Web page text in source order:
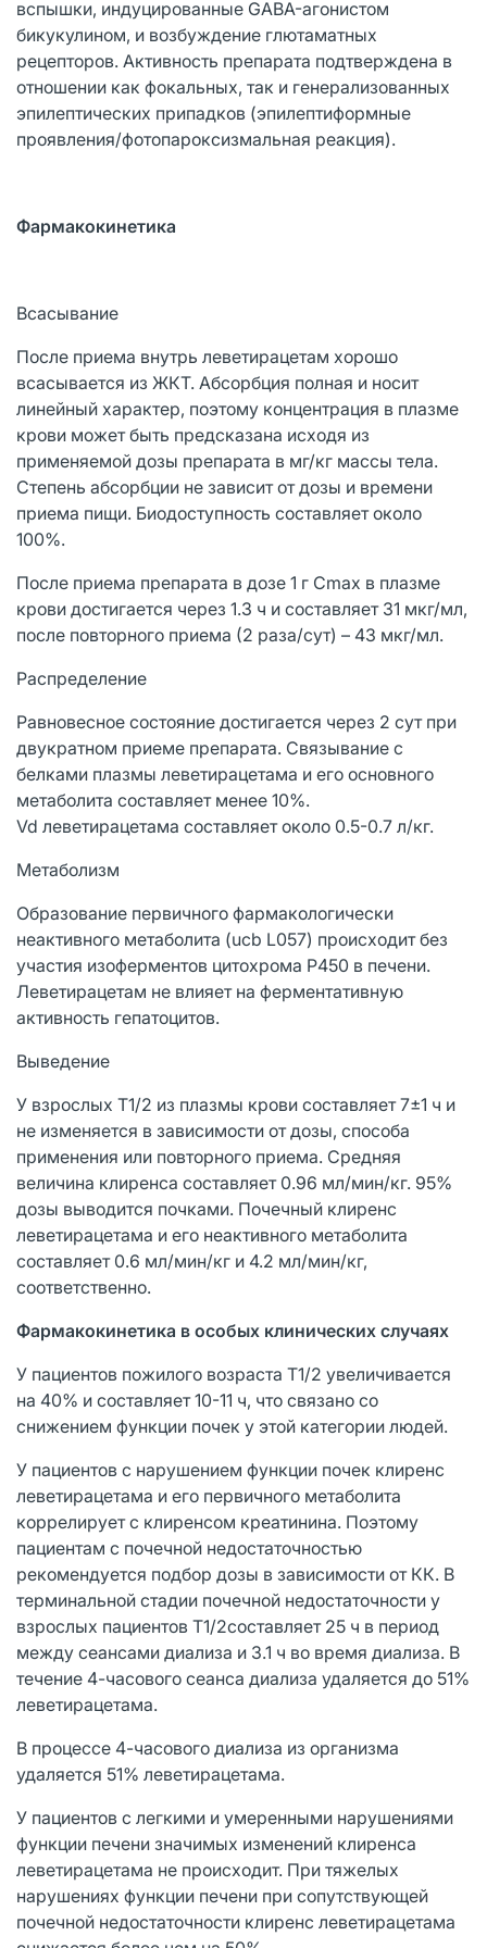
вспышки, индуцированные GABA-агонистом
бикукулином, и возбуждение глютаматных
рецепторов. Активность препарата подтверждена в
отношении как фокальных, так и генерализованных
эпилептических припадков (эпилептиформные
проявления/фотопароксизмальная реакция).
Фармакокинетика
Всасывание
После приема внутрь леветирацетам хорошо
всасывается из ЖКТ. Абсорбция полная и носит
линейный характер, поэтому концентрация в плазме
крови может быть предсказана исходя из
применяемой дозы препарата в мг/кг массы тела.
Степень абсорбции не зависит от дозы и времени
приема пищи. Биодоступность составляет около
100%.
После приема препарата в дозе 1 г Cmax в плазме
крови достигается через 1.3 ч и составляет 31 мкг/мл,
после повторного приема (2 раза/сут) – 43 мкг/мл.
Распределение
Равновесное состояние достигается через 2 сут при
двукратном приеме препарата. Связывание с
белками плазмы леветирацетама и его основного
метаболита составляет менее 10%.
Vd леветирацетама составляет около 0.5-0.7 л/кг.
Метаболизм
Образование первичного фармакологически
неактивного метаболита (ucb L057) происходит без
участия изоферментов цитохрома P450 в печени.
Леветирацетам не влияет на ферментативную
активность гепатоцитов.
Выведение
У взрослых T1/2 из плазмы крови составляет 7±1 ч и
не изменяется в зависимости от дозы, способа
применения или повторного приема. Средняя
величина клиренса составляет 0.96 мл/мин/кг. 95%
дозы выводится почками. Почечный клиренс
леветирацетама и его неактивного метаболита
составляет 0.6 мл/мин/кг и 4.2 мл/мин/кг,
соответственно.
Фармакокинетика в особых клинических случаях
У пациентов пожилого возраста T1/2 увеличивается
на 40% и составляет 10-11 ч, что связано со
снижением функции почек у этой категории людей.
У пациентов с нарушением функции почек клиренс
леветирацетама и его первичного метаболита
коррелирует с клиренсом креатинина. Поэтому
пациентам с почечной недостаточностью
рекомендуется подбор дозы в зависимости от КК. В
терминальной стадии почечной недостаточности у
взрослых пациентов Т1/2составляет 25 ч в период
между сеансами диализа и 3.1 ч во время диализа. В
течение 4-часового сеанса диализа удаляется до 51%
леветирацетама.
В процессе 4-часового диализа из организма
удаляется 51% леветирацетама.
У пациентов с легкими и умеренными нарушениями
функции печени значимых изменений клиренса
леветирацетама не происходит. При тяжелых
нарушениях функции печени при сопутствующей
почечной недостаточности клиренс леветирацетама